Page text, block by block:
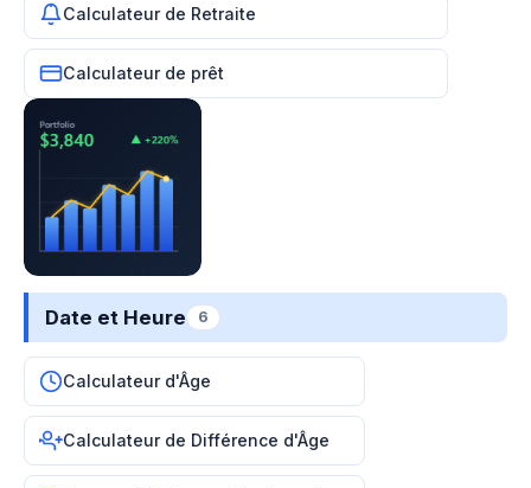
Calculateur de Retraite
Calculateur de prêt
Date et Heure 6
Calculateur d'Âge
Calculateur de Différence d'Âge